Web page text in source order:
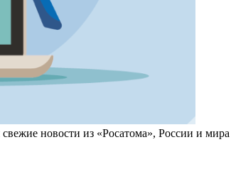
свежие новости из «Росатома», России и